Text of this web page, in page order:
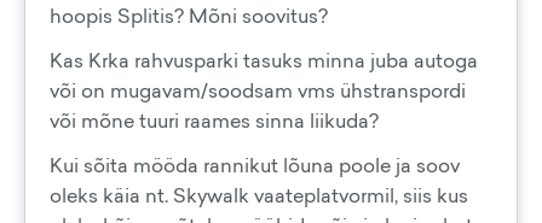
hoopis Splitis? Mõni soovitus?
Kas Krka rahvusparki tasuks minna juba autoga
või on mugavam/soodsam vms ühstranspordi
või mõne tuuri raames sinna liikuda?
Kui sõita mööda rannikut lõuna poole ja soov
oleks käia nt. Skywalk vaateplatvormil, siis kus